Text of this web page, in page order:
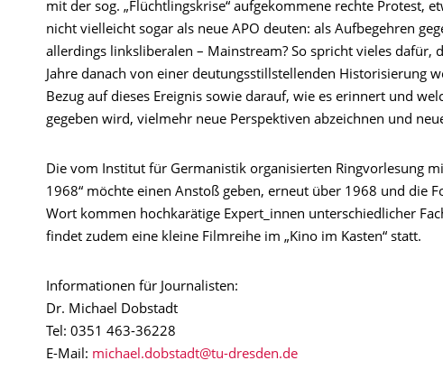
mit der sog. „Flüchtlingskrise“ aufgekommene rechte Protest,
nicht vielleicht sogar als neue APO deuten: als Aufbegehren
allerdings linksliberalen – Mainstream? So spricht vieles dafür,
Jahre danach von einer deutungsstillstellenden Historisierung
Bezug auf dieses Ereignis sowie darauf, wie es erinnert und
gegeben wird, vielmehr neue Perspektiven abzeichnen und
Die vom Institut für Germanistik organisierten Ringvorlesung
1968“ möchte einen Anstoß geben, erneut über 1968 und die
Wort kommen hochkarätige Expert_innen unterschiedlicher
findet zudem eine kleine Filmreihe im „Kino im Kasten“ statt.
Informationen für Journalisten:
Dr. Michael Dobstadt
Tel: 0351 463-36228
E-Mail: